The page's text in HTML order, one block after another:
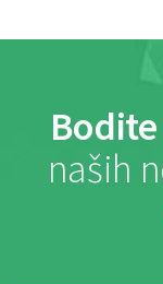
naših